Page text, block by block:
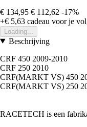
€ 134,95 € 112,62 -17%
+€ 5,63 cadeau voor je
Loading...
Beschrijving
CRF 450 2009-2010
CRF 250 2010
CRF(MARKT VS) 450
CRF(MARKT VS) 250
RACETECH is een